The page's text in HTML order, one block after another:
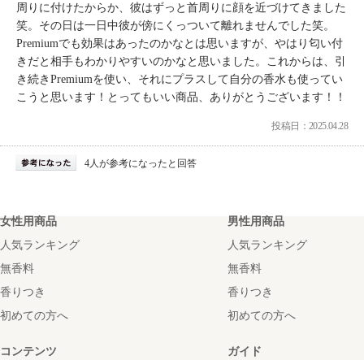
周りに付けたからか、彼はずっと首周りに顔を近づけてきました
笑。その日は一日中彼が傍にくっついて離れませんでした笑。
Premiumでも効果はあったのかなとは思いますが、やはり匂い付
きだと相手もわかりやすいのかなと思いました。これからは、引
き続きPremiumを使い、それにプラスして自分の香水も使ってい
こうと思います！とってもいい商品、ありがとうございます！！
投稿日：2025.04.28
4人が参考になったと回答
女性用商品
人気ランキング
無香料
香りつき
初めての方へ
男性用商品
人気ランキング
無香料
香りつき
初めての方へ
コンテンツ ガイド